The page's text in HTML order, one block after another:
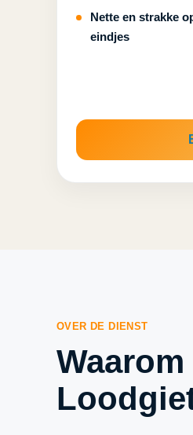
Nette en strakke
eindjes
OVER DE DIENST